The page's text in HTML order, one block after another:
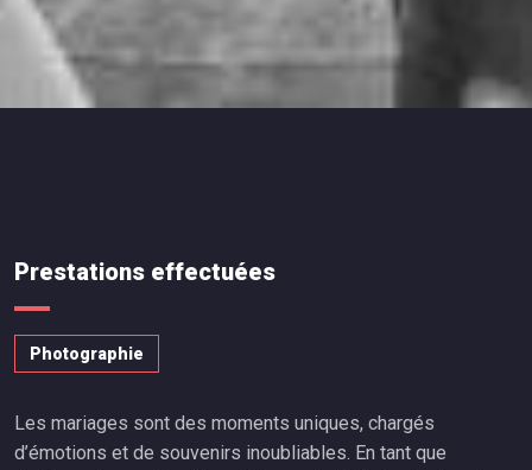
Prestations effectuées
Photographie
Les mariages sont des moments uniques, chargés
d’émotions et de souvenirs inoubliables. En tant que